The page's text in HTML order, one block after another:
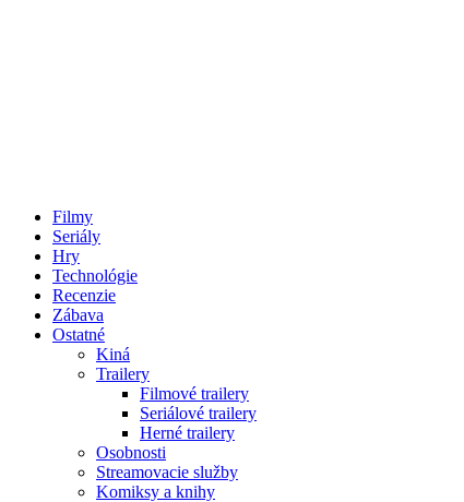
Filmy
Seriály
Hry
Technológie
Recenzie
Zábava
Ostatné
Kiná
Trailery
Filmové trailery
Seriálové trailery
Herné trailery
Osobnosti
Streamovacie služby
Komiksy a knihy